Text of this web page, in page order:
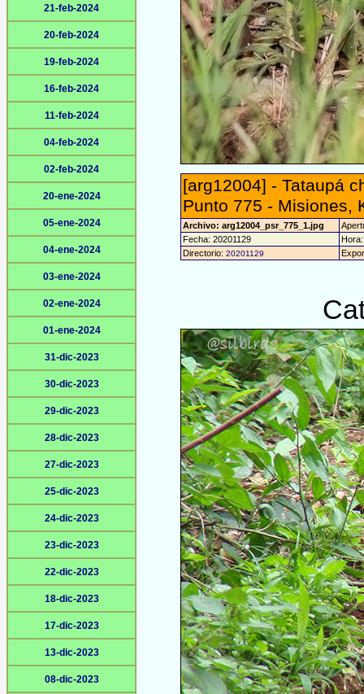
21-feb-2024
20-feb-2024
19-feb-2024
16-feb-2024
11-feb-2024
04-feb-2024
02-feb-2024
20-ene-2024
05-ene-2024
04-ene-2024
03-ene-2024
02-ene-2024
01-ene-2024
31-dic-2023
30-dic-2023
29-dic-2023
28-dic-2023
27-dic-2023
25-dic-2023
24-dic-2023
23-dic-2023
22-dic-2023
18-dic-2023
17-dic-2023
13-dic-2023
08-dic-2023
[arg12004] - Tataupá
Punto 775 - Misiones,
Archivo: arg12004_psr_775_1.jpg
Fecha: 20201129
Directorio: 20201129